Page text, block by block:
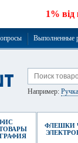
1%
Выполненные
Например:
ФЛЕШКИ